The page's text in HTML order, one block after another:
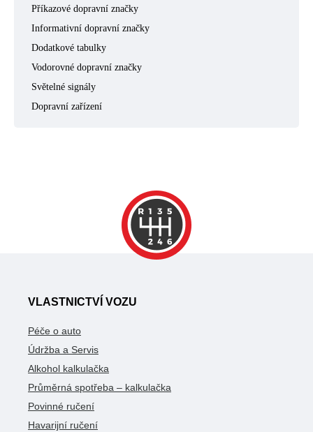
Příkazové dopravní značky
Informativní dopravní značky
Dodatkové tabulky
Vodorovné dopravní značky
Světelné signály
Dopravní zařízení
VLASTNICTVÍ VOZU
Péče o auto
Údržba a Servis
Alkohol kalkulačka
Průměrná spotřeba – kalkulačka
Povinné ručení
Havarijní ručení